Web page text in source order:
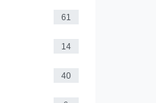
61
14
40